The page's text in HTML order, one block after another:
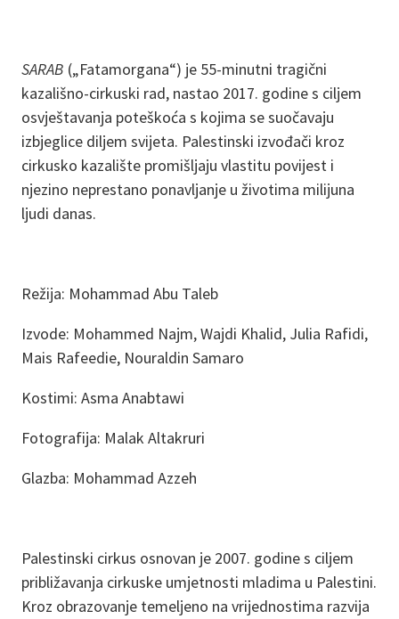
SARAB („Fatamorgana“) je 55-minutni tragični
kazališno-cirkuski rad, nastao 2017. godine s ciljem
osvještavanja poteškoća s kojima se suočavaju
izbjeglice diljem svijeta. Palestinski izvođači kroz
cirkusko kazalište promišljaju vlastitu povijest i
njezino neprestano ponavljanje u životima milijuna
ljudi danas.
Režija: Mohammad Abu Taleb
Izvode: Mohammed Najm, Wajdi Khalid, Julia Rafidi,
Mais Rafeedie, Nouraldin Samaro
Kostimi: Asma Anabtawi
Fotografija: Malak Altakruri
Glazba: Mohammad Azzeh
Palestinski cirkus osnovan je 2007. godine s ciljem
približavanja cirkuske umjetnosti mladima u Palestini.
Kroz obrazovanje temeljeno na vrijednostima razvija